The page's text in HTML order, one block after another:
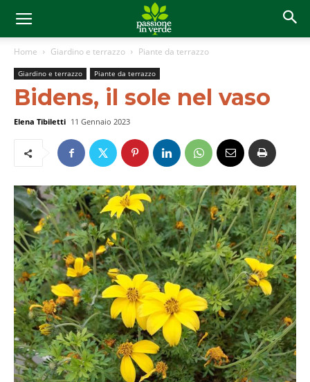
Home Giardino e terrazzo Piante da terrazzo
Giardino e terrazzo Piante da terrazzo
Bidens, il sole nel vaso
Elena Tibiletti 11 Gennaio 2023